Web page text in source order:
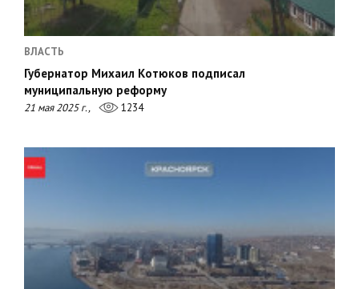
ВЛАСТЬ
Губернатор Михаил Котюков подписал
муниципальную реформу
21 мая 2025 г., 1234